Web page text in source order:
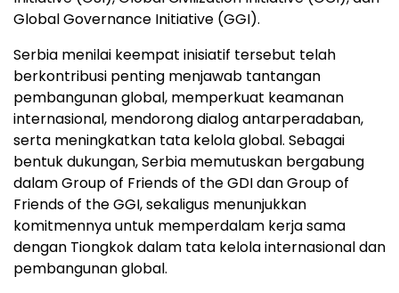
Global Governance Initiative (GGI).
Serbia menilai keempat inisiatif tersebut telah
berkontribusi penting menjawab tantangan
pembangunan global, memperkuat keamanan
internasional, mendorong dialog antarperadaban,
serta meningkatkan tata kelola global. Sebagai
bentuk dukungan, Serbia memutuskan bergabung
dalam Group of Friends of the GDI dan Group of
Friends of the GGI, sekaligus menunjukkan
komitmennya untuk memperdalam kerja sama
dengan Tiongkok dalam tata kelola internasional dan
pembangunan global.